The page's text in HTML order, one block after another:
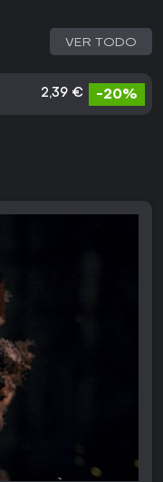
VER TODO
2,39 € -20%